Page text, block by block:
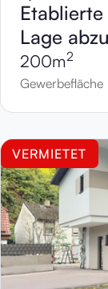
Lage
200m2
Gewerbefläche
VERMIETET